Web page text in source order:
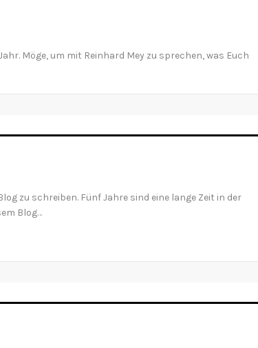
Möge, um mit Reinhard Mey zu sprechen, was Euch
zu schreiben. Fünf Jahre sind eine lange Zeit in der
Blog…